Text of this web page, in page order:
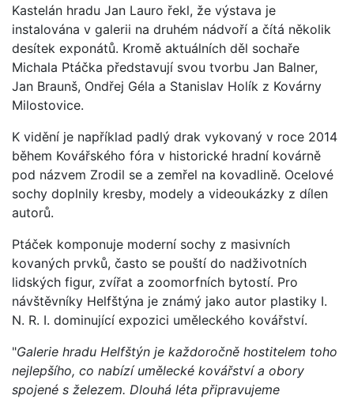
Kastelán hradu Jan Lauro řekl, že výstava je
instalována v galerii na druhém nádvoří a čítá několik
desítek exponátů. Kromě aktuálních děl sochaře
Michala Ptáčka představují svou tvorbu Jan Balner,
Jan Braunš, Ondřej Géla a Stanislav Holík z Kovárny
Milostovice.
K vidění je například padlý drak vykovaný v roce 2014
během Kovářského fóra v historické hradní kovárně
pod názvem Zrodil se a zemřel na kovadlině. Ocelové
sochy doplnily kresby, modely a videoukázky z dílen
autorů.
Ptáček komponuje moderní sochy z masivních
kovaných prvků, často se pouští do nadživotních
lidských figur, zvířat a zoomorfních bytostí. Pro
návštěvníky Helfštýna je známý jako autor plastiky I.
N. R. I. dominující expozici uměleckého kovářství.
"Galerie hradu Helfštýn je každoročně hostitelem toho
nejlepšího, co nabízí umělecké kovářství a obory
spojené s železem. Dlouhá léta připravujeme